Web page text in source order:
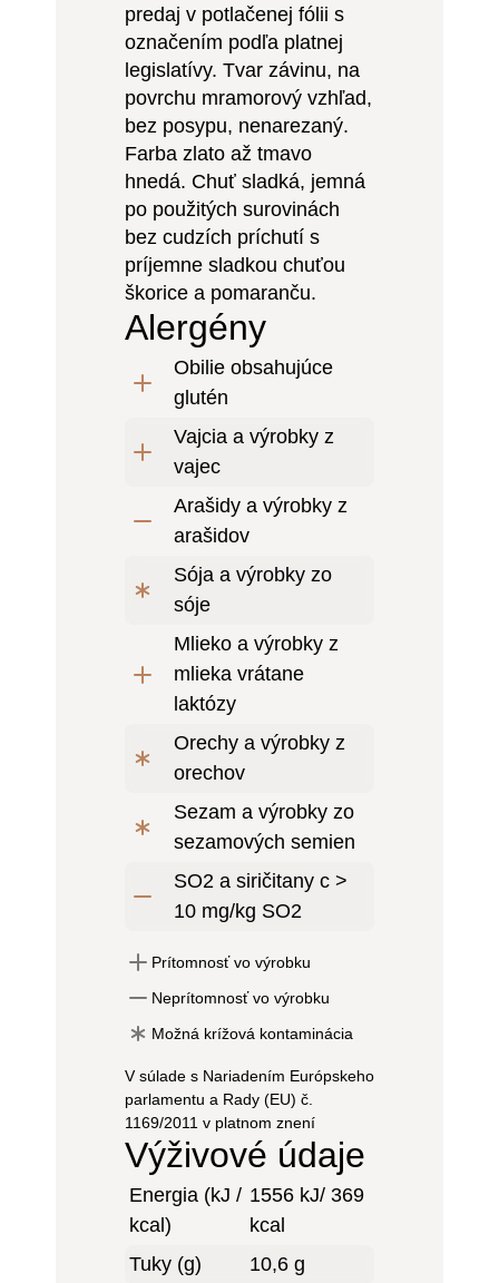
predaj v potlačenej fólii s
označením podľa platnej
legislatívy. Tvar závinu, na
povrchu mramorový vzhľad,
bez posypu, nenarezaný.
Farba zlato až tmavo
hnedá. Chuť sladká, jemná
po použitých surovinách
bez cudzích príchutí s
príjemne sladkou chuťou
škorice a pomaranču.
Alergény
Obilie obsahujúce
glutén
Vajcia a výrobky z
vajec
Arašidy a výrobky z
arašidov
Sója a výrobky zo
sóje
Mlieko a výrobky z
mlieka vrátane
laktózy
Orechy a výrobky z
orechov
Sezam a výrobky zo
sezamových semien
SO2 a siričitany c >
10 mg/kg SO2
Prítomnosť vo výrobku
Neprítomnosť vo výrobku
Možná krížová kontaminácia
V súlade s Nariadením Európskeho
parlamentu a Rady (EU) č.
1169/2011 v platnom znení
Výživové údaje
Energia (kJ /
kcal)
1556 kJ/ 369
kcal
Tuky (g)
10,6 g